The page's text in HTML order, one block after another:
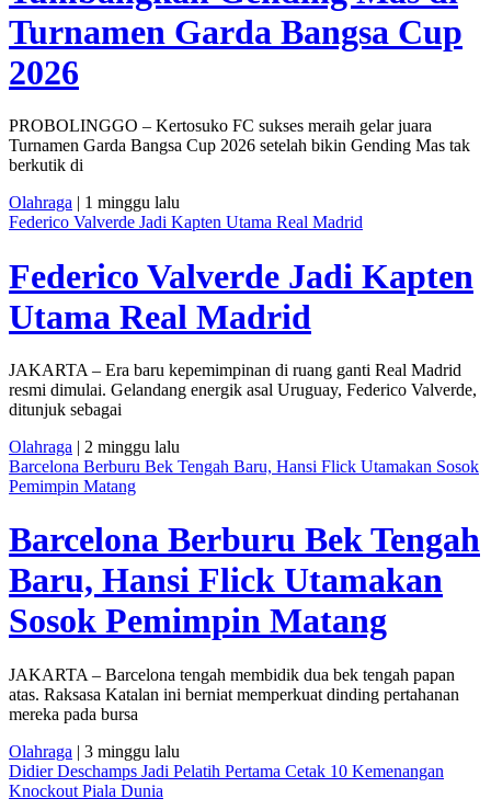
Turnamen Garda Bangsa Cup
2026
PROBOLINGGO – Kertosuko FC sukses meraih gelar juara
Turnamen Garda Bangsa Cup 2026 setelah bikin Gending Mas tak
berkutik di
Olahraga | 1 minggu lalu
Federico Valverde Jadi Kapten Utama Real Madrid
Federico Valverde Jadi Kapten
Utama Real Madrid
JAKARTA – Era baru kepemimpinan di ruang ganti Real Madrid
resmi dimulai. Gelandang energik asal Uruguay, Federico Valverde,
ditunjuk sebagai
Olahraga | 2 minggu lalu
Barcelona Berburu Bek Tengah Baru, Hansi Flick Utamakan Sosok
Pemimpin Matang
Barcelona Berburu Bek Tengah
Baru, Hansi Flick Utamakan
Sosok Pemimpin Matang
JAKARTA – Barcelona tengah membidik dua bek tengah papan
atas. Raksasa Katalan ini berniat memperkuat dinding pertahanan
mereka pada bursa
Olahraga | 3 minggu lalu
Didier Deschamps Jadi Pelatih Pertama Cetak 10 Kemenangan
Knockout Piala Dunia